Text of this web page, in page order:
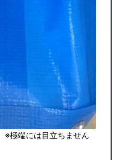
極端には目立ちません